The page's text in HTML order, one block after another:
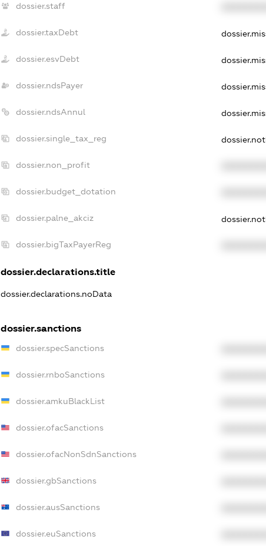
dossier.staff
dossier.taxDebt
dossier.esvDebt
dossier.ndsPayer
dossier.ndsAnnul
dossier.single_tax_reg
dossier.non_profit
dossier.budget_dotation
dossier.palne_akciz
dossier.bigTaxPayerReg
dossier.declarations.title
dossier.declarations.noData
dossier.sanctions
dossier.specSanctions
dossier.rnboSanctions
dossier.amkuBlackList
dossier.ofacSanctions
dossier.ofacNonSdnSanctions
dossier.gbSanctions
dossier.ausSanctions
dossier.euSanctions